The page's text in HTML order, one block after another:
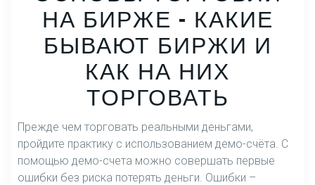
НА БИРЖЕ – КАКИЕ
БЫВАЮТ БИРЖИ И
КАК НА НИХ
ТОРГОВАТЬ
Прежде чем торговать реальными деньгами,
пройдите практику с использованием демо-счёта. С
помощью демо-счета можно совершать первые
ошибки без риска потерять деньги. Ошибки –